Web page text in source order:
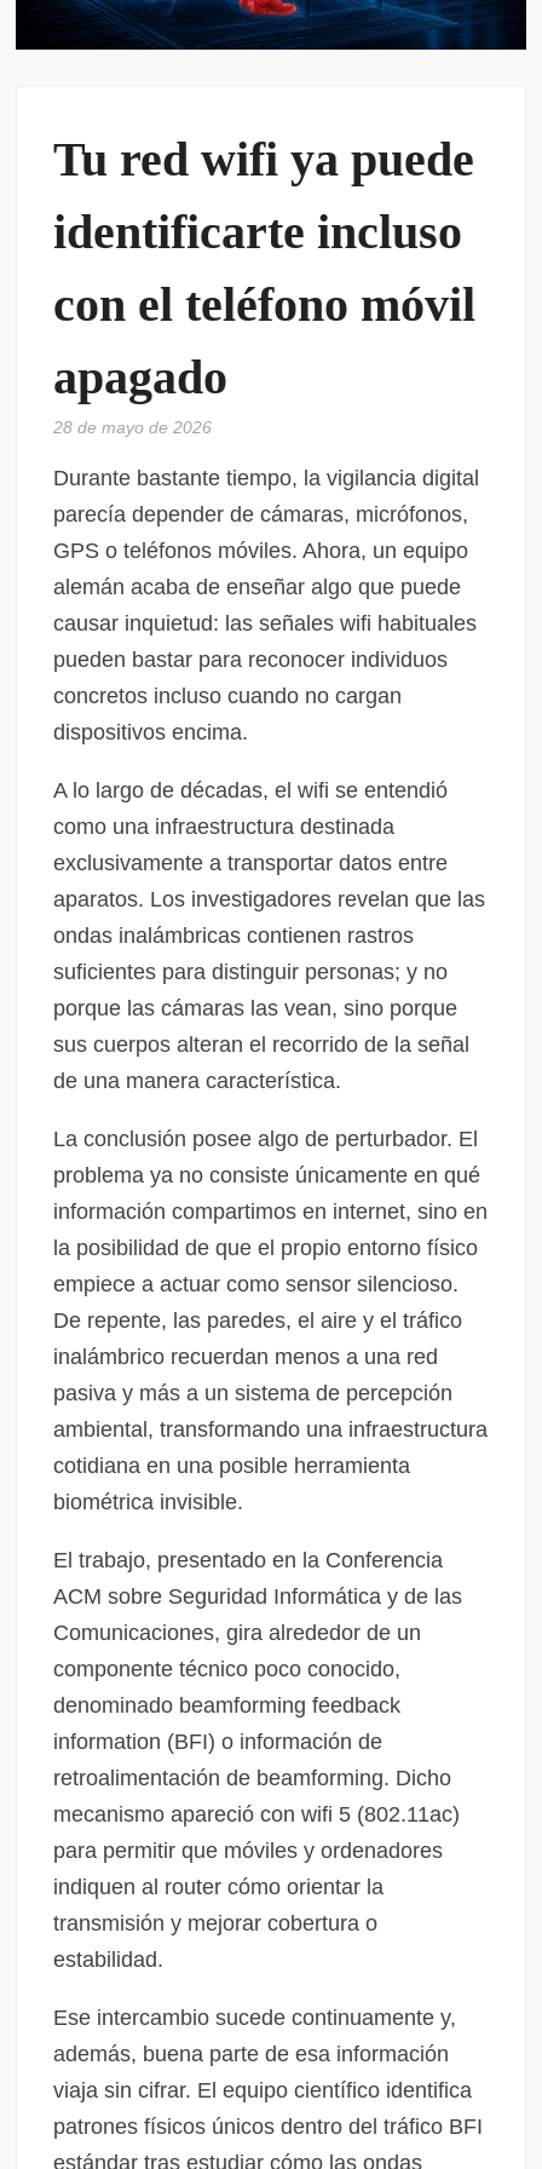
Tu red wifi ya puede
identificarte incluso
con el teléfono móvil
apagado
28 de mayo de 2026
Durante bastante tiempo, la vigilancia digital
parecía depender de cámaras, micrófonos,
GPS o teléfonos móviles. Ahora, un equipo
alemán acaba de enseñar algo que puede
causar inquietud: las señales wifi habituales
pueden bastar para reconocer individuos
concretos incluso cuando no cargan
dispositivos encima.
A lo largo de décadas, el wifi se entendió
como una infraestructura destinada
exclusivamente a transportar datos entre
aparatos. Los investigadores revelan que las
ondas inalámbricas contienen rastros
suficientes para distinguir personas; y no
porque las cámaras las vean, sino porque
sus cuerpos alteran el recorrido de la señal
de una manera característica.
La conclusión posee algo de perturbador. El
problema ya no consiste únicamente en qué
información compartimos en internet, sino en
la posibilidad de que el propio entorno físico
empiece a actuar como sensor silencioso.
De repente, las paredes, el aire y el tráfico
inalámbrico recuerdan menos a una red
pasiva y más a un sistema de percepción
ambiental, transformando una infraestructura
cotidiana en una posible herramienta
biométrica invisible.
El trabajo, presentado en la Conferencia
ACM sobre Seguridad Informática y de las
Comunicaciones, gira alrededor de un
componente técnico poco conocido,
denominado beamforming feedback
information (BFI) o información de
retroalimentación de beamforming. Dicho
mecanismo apareció con wifi 5 (802.11ac)
para permitir que móviles y ordenadores
indiquen al router cómo orientar la
transmisión y mejorar cobertura o
estabilidad.
Ese intercambio sucede continuamente y,
además, buena parte de esa información
viaja sin cifrar. El equipo científico identifica
patrones físicos únicos dentro del tráfico BFI
estándar tras estudiar cómo las ondas